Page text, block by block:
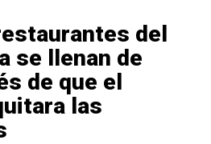
del
se llenan de
de que el
las